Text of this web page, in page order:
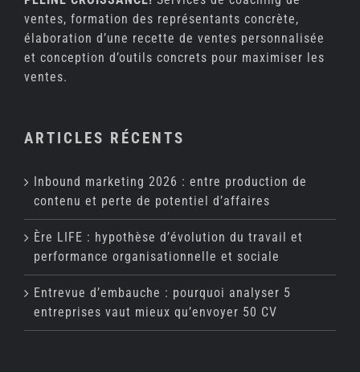
ventes, formation des représentants concrète,
élaboration d’une recette de ventes personnalisée
et conception d’outils concrets pour maximiser les
ventes.
ARTICLES RÉCENTS
Inbound marketing 2026 : entre production de
contenu et perte de potentiel d’affaires
Ère LIFE : hypothèse d’évolution du travail et
performance organisationnelle et sociale
Entrevue d’embauche : pourquoi analyser 5
entreprises vaut mieux qu’envoyer 50 CV